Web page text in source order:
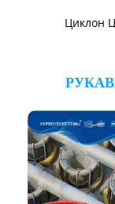
Клапаны
Циклон